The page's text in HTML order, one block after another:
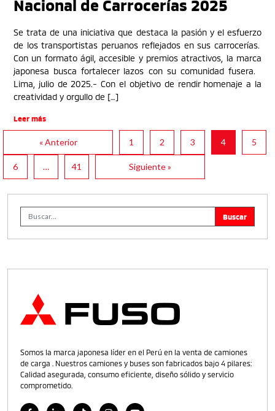
Se trata de una iniciativa que destaca la pasión y el esfuerzo
de los transportistas peruanos reflejados en sus carrocerías.
Con un formato ágil, accesible y premios atractivos, la marca
japonesa busca fortalecer lazos con su comunidad fusera.
Lima, julio de 2025.- Con el objetivo de rendir homenaje a la
creatividad y orgullo de […]
Leer más
« Anterior 1 2 3 4 5
6 … 41 Siguiente »
Somos la marca japonesa líder en el Perú en la venta de camiones
de carga . Nuestros camiones y buses son fabricados bajo 4 pilares:
Calidad asegurada, consumo eficiente, diseño sólido y servicio
comprometido.